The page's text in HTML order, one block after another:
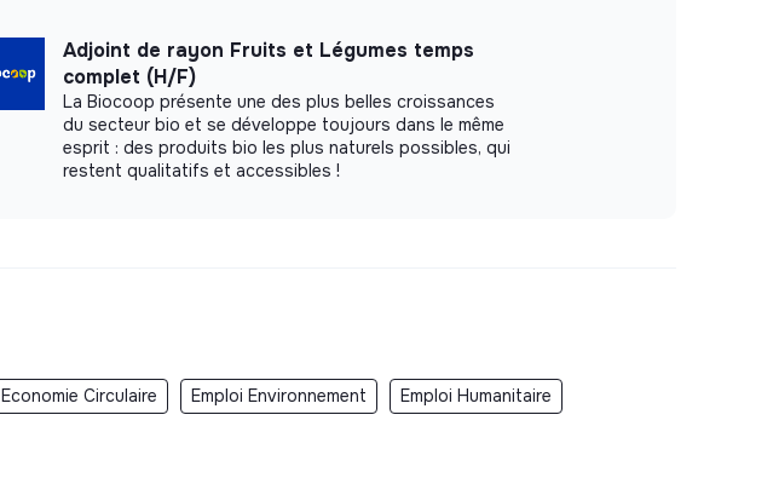
Adjoint de rayon Fruits et Légumes temps
complet (H/F)
La Biocoop présente une des plus belles croissances
du secteur bio et se développe toujours dans le même
esprit : des produits bio les plus naturels possibles, qui
restent qualitatifs et accessibles !
Circulaire Emploi Environnement Emploi Humanitaire